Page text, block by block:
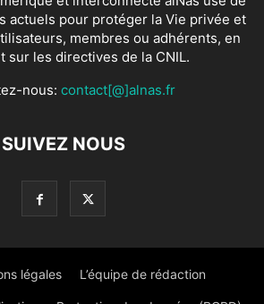
actuels pour protéger la Vie privée et
membres ou adhérents, en
sur les directives de la CNIL.
nous: contact[@]alnas.fr
SUIVEZ NOUS
légales L’équipe de rédaction